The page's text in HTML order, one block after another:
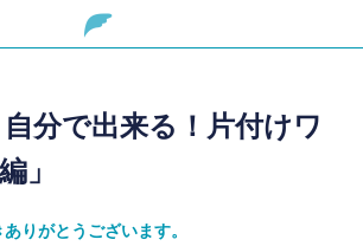
自分で出来る！片付けワ
」
りがとうございます。